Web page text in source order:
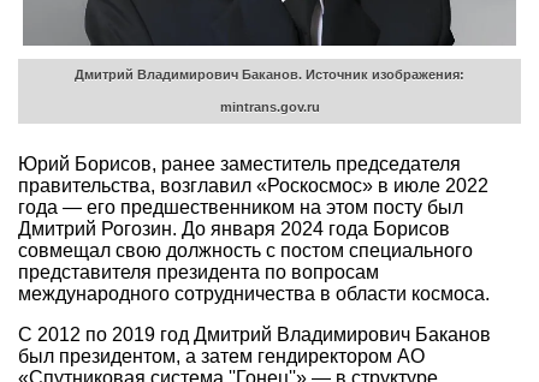
Дмитрий Владимирович Баканов. Источник изображения:
mintrans.gov.ru
Юрий Борисов, ранее заместитель председателя
правительства, возглавил «Роскосмос» в июле 2022
года — его предшественником на этом посту был
Дмитрий Рогозин. До января 2024 года Борисов
совмещал свою должность с постом специального
представителя президента по вопросам
международного сотрудничества в области космоса.
С 2012 по 2019 год Дмитрий Владимирович Баканов
был президентом, а затем гендиректором АО
«Спутниковая система ''Гонец''» — в структуре